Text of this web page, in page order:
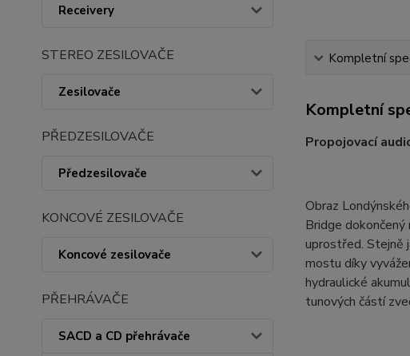
Receivery
STEREO ZESILOVAČE
Zesilovače
PŘEDZESILOVAČE
Předzesilovače
KONCOVÉ ZESILOVAČE
Koncové zesilovače
PŘEHRÁVAČE
SACD a CD přehrávače
Kompletní
Kompletní
Propojovací
Obraz
Bridge
uprostřed. Stejně
mostu díky
hydraulické
tunových částí